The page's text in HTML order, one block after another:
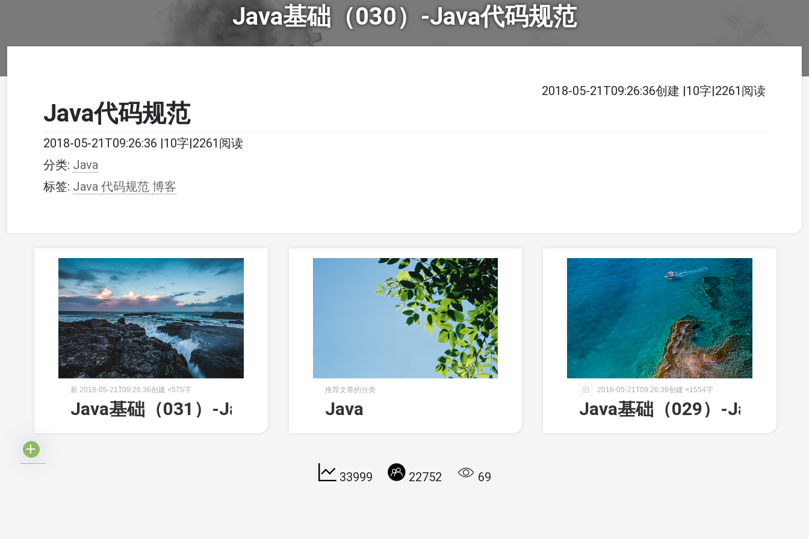
Java基础（030）-Java代码规范
2018-05-21T09:26:36创建 |10字|2261阅读
Java代码规范
2018-05-21T09:26:36 |10字|2261阅读
分类: Java
标签: Java 代码规范 博客
新 2018-05-21T09:26:36创建 ×575字
Java基础（031）-Java中的锁
推荐文章的分类
Java
旧 2018-05-21T09:26:36创建 ×1554字
Java基础（029）-Java注解
33999 22752 69